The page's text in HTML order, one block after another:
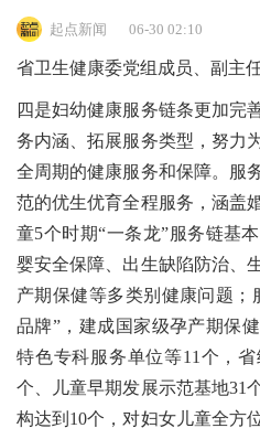
起点新闻 06-30 02:10
省卫生健康委党组成员、副主
四是妇幼健康服务链条更加完
务内涵、拓展服务类型，努力
全周期的健康服务和保障。服
范的优生优育全程服务，涵盖
童5个时期“一条龙”服务链基
婴安全保障、出生缺陷防治、
产期保健等多类别健康问题；
品牌”，建成国家级孕产期保
特色专科服务单位等11个，
个、儿童早期发展示范基地31
构达到10个，对妇女儿童全方